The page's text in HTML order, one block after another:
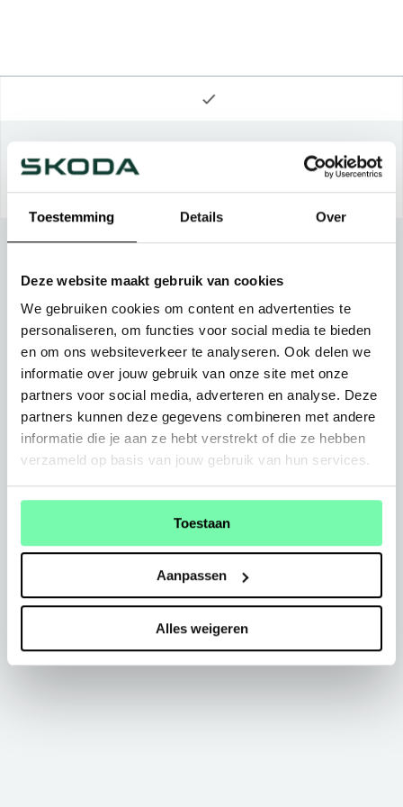
Toestemming Details Over
Deze website maakt gebruik van cookies
We gebruiken cookies om content en advertenties te
personaliseren, om functies voor social media te bieden
en om ons websiteverkeer te analyseren. Ook delen we
informatie over jouw gebruik van onze site met onze
partners voor social media, adverteren en analyse. Deze
partners kunnen deze gegevens combineren met andere
informatie die je aan ze hebt verstrekt of die ze hebben
verzameld op basis van jouw gebruik van hun services.
Toestaan
Aanpassen
Alles weigeren